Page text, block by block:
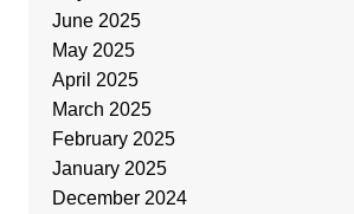
June 2025
May 2025
April 2025
March 2025
February 2025
January 2025
December 2024